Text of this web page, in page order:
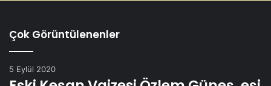
Çok Görüntülenenler
5 Eylül 2020